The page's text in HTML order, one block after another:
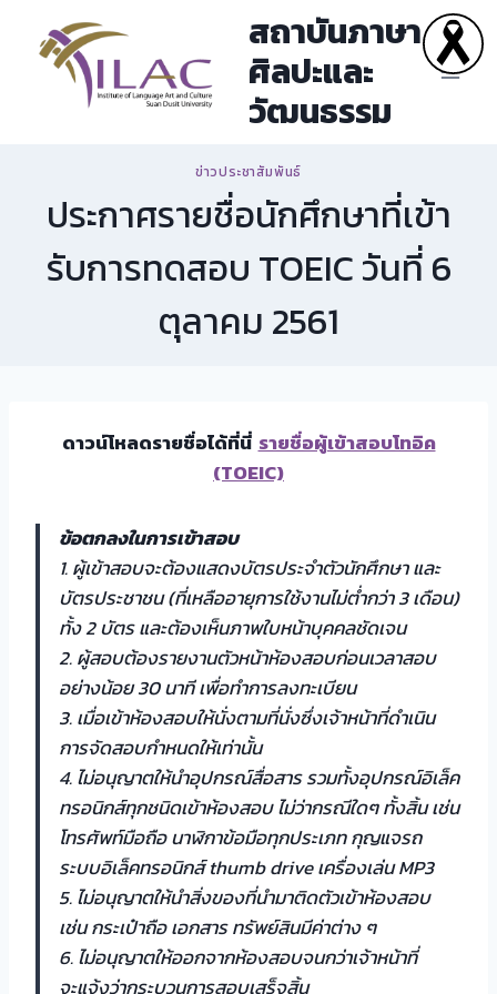
content
สถาบันภาษา
ศิลปะและ
วัฒนธรรม
ข่าวประชาสัมพันธ์
ประกาศรายชื่อนักศึกษาที่เข้า
รับการทดสอบ TOEIC วันที่ 6
ตุลาคม 2561
ดาวน์โหลดรายชื่อได้ที่นี่ รายชื่อผู้เข้าสอบโทอิค
(TOEIC)
ข้อตกลงในการเข้าสอบ
1. ผู้เข้าสอบจะต้องแสดงบัตรประจำตัวนักศึกษา และ
บัตรประชาชน (ที่เหลืออายุการใช้งานไม่ต่ำกว่า 3 เดือน)
ทั้ง 2 บัตร และต้องเห็นภาพใบหน้าบุคคลชัดเจน
2. ผู้สอบต้องรายงานตัวหน้าห้องสอบก่อนเวลาสอบ
อย่างน้อย 30 นาที เพื่อทำการลงทะเบียน
3. เมื่อเข้าห้องสอบให้นั่งตามที่นั่งซึ่งเจ้าหน้าที่ดำเนิน
การจัดสอบกำหนดให้เท่านั้น
4. ไม่อนุญาตให้นำอุปกรณ์สื่อสาร รวมทั้งอุปกรณ์อิเล็ค
ทรอนิกส์ทุกชนิดเข้าห้องสอบ ไม่ว่ากรณีใดๆ ทั้งสิ้น เช่น
โทรศัพท์มือถือ นาฬิกาข้อมือทุกประเภท กุญแจรถ
ระบบอิเล็คทรอนิกส์ thumb drive เครื่องเล่น MP3
5. ไม่อนุญาตให้นำสิ่งของที่นำมาติดตัวเข้าห้องสอบ
เช่น กระเป๋าถือ เอกสาร ทรัพย์สินมีค่าต่าง ๆ
6. ไม่อนุญาตให้ออกจากห้องสอบจนกว่าเจ้าหน้าที่
จะแจ้งว่ากระบวนการสอบเสร็จสิ้น